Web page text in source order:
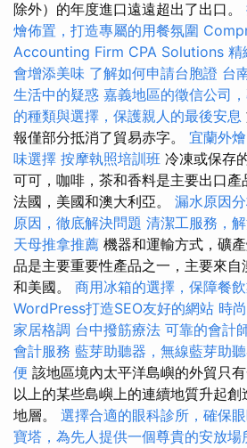
除外）的年度進口遠遠超出了出口。
燴佈置，打造專屬的用餐氛圍
Accounting Firm CPA Solutions 精
會增添美味 了解如何申請台胞證 台
生活中的疑惑 嘉義地區的徵信公司
的種類與選擇，保護親人的最後安息
報僅部分抵消了貿易赤字。 宜蘭外
味選擇 按摩執照培訓班 冷凍或保存
可可，咖啡，茶和香料是主要出口產
法國，美國和澳大利亞。 漏水原因
原因，徹底解決問題 清潔工服務，
天母推拿推薦 機器和運輸方式，礦
品是主要重要性產品之一，主要來
和美國。 商用冰箱的選擇，保障餐
WordPress打造SEO友好的網站 時
家居格調 台中撥筋療法 可靠的會計
會計服務 藍芽助聽器，無線藍芽助
便 該地區境內太平洋島嶼的外貿只
以上的某些島嶼上的連續地質升起創
地層。 選擇合適的眼科診所，確保
寶塔，為先人提供一個尊貴的安放場